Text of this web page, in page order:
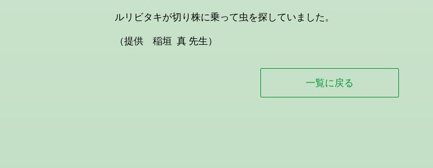
ルリビタキが切り株に乗って虫を探していました。
（提供 稲垣 真 先生）
一覧に戻る